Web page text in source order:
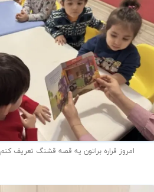
امروز قراره براتون یه قصه قشنگ تعریف کنم